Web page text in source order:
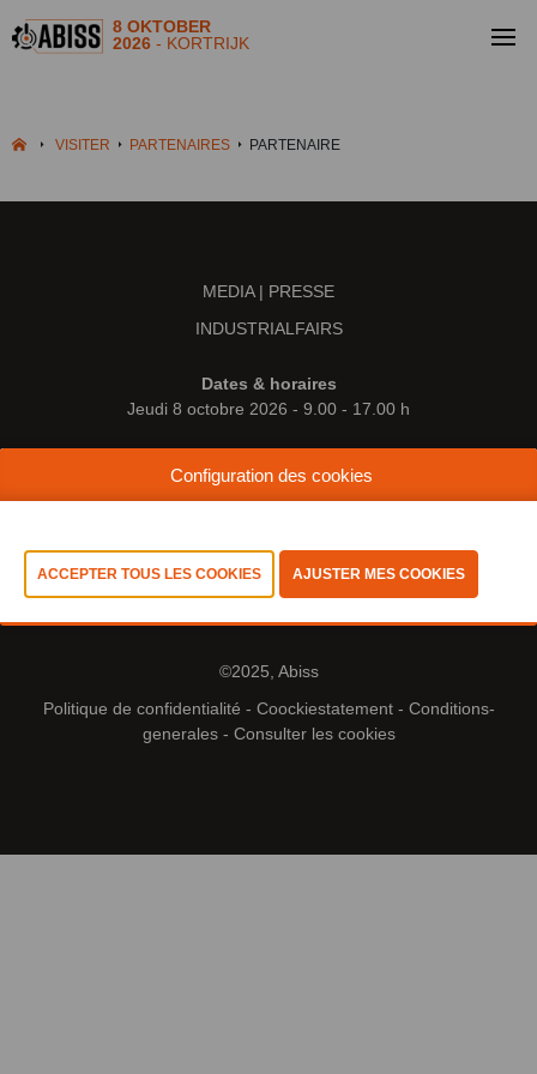
8 OKTOBER
2026- KORTRIJK
VISITER PARTENAIRES PARTENAIRE
MEDIA | PRESSE
INDUSTRIALFAIRS
Dates & horaires
Jeudi 8 octobre 2026 - 9.00 - 17.00 h
Kortrijk Xpo
©2025, Abiss
Politique de confidentialité - Coockiestatement- Conditions-
generales- Consulter les cookies
Configuration des cookies